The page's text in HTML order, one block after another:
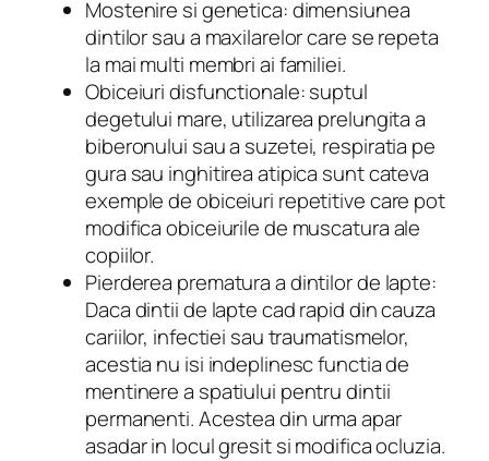
Mostenire si genetica: dimensiunea
dintilor sau a maxilarelor care se repeta
la mai multi membri ai familiei.
Obiceiuri disfunctionale: suptul
degetului mare, utilizarea prelungita a
biberonului sau a suzetei, respiratia pe
gura sau inghitirea atipica sunt cateva
exemple de obiceiuri repetitive care pot
modifica obiceiurile de muscatura ale
copiilor.
Pierderea prematura a dintilor de lapte:
Daca dintii de lapte cad rapid din cauza
cariilor, infectiei sau traumatismelor,
acestia nu isi indeplinesc functia de
mentinere a spatiului pentru dintii
permanenti. Acestea din urma apar
asadar in locul gresit si modifica ocluzia.